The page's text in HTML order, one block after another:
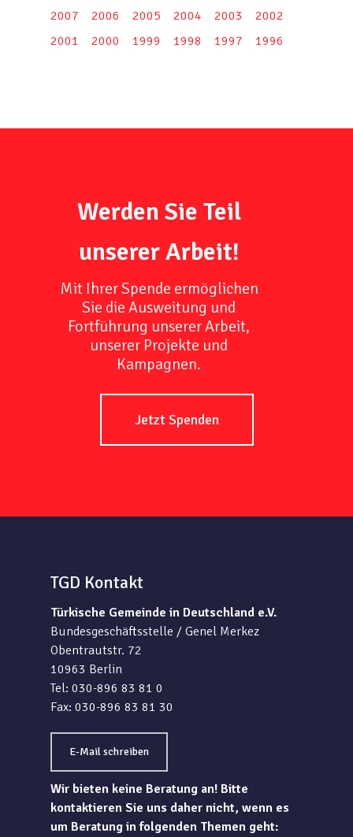
2007
2006 2005 2004 2003
2002
2001
2000 1999 1998 1997 1996
Werden Sie Teil
unserer Arbeit!
Mit Ihrer Spende ermöglichen
Sie die Ausweitung und
Fortführung unserer Arbeit,
unserer Projekte und
Kampagnen.
Jetzt Spenden
TGD Kontakt
Türkische Gemeinde in Deutschland e.V.
Bundesgeschäftsstelle / Genel Merkez
Obentrautstr. 72
10963 Berlin
Tel: 030-896 83 81 0
Fax: 030-896 83 81 30
E-Mail schreiben
Wir bieten keine Beratung an! Bitte
kontaktieren Sie uns daher nicht, wenn es
um Beratung in folgenden Themen geht: